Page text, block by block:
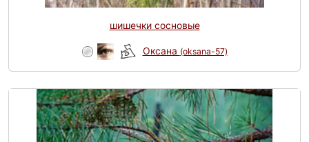
шишечки сосновые
Оксана (oksana-57)